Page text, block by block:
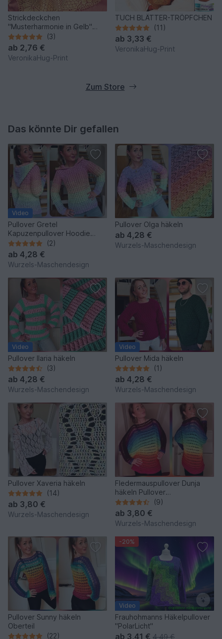
Strickdeckchen
"Musterharmonie in Gelb"
Kunststrickdeckchen
(3)
ab 2,76 €
VeronikaHug-Print
TUCH BLÄTTER-TRÖPFCHEN
(11)
ab 3,33 €
VeronikaHug-Print
Zum Store
Das könnte Dir gefallen
Video
Pullover Gretel
Kapuzenpullover Hoodie
häkeln
(2)
ab 4,28 €
Wurzels-Maschendesign
Pullover Olga häkeln
ab 4,28 €
Wurzels-Maschendesign
Video
Pullover Ilaria häkeln
(3)
ab 4,28 €
Wurzels-Maschendesign
Video
Pullover Mida häkeln
(1)
ab 4,28 €
Wurzels-Maschendesign
Pullover Xaveria häkeln
(14)
ab 3,80 €
Wurzels-Maschendesign
Fledermauspullover Dunja
häkeln Pullover
Fledermauspulli
(9)
ab 3,80 €
Wurzels-Maschendesign
Pullover Sunny häkeln
Oberteil
(22)
-20%
Video
Frauhohmanns Häkelpullover
"PolarLicht"
ab 3,41 € 4,49 €